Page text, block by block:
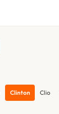
Clinton Clio